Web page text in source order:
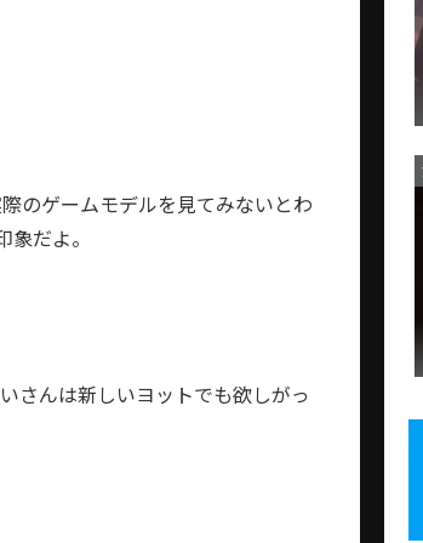
のゲームモデルを見てみないとわ
だよ。
さんは新しいヨットでも欲しがっ